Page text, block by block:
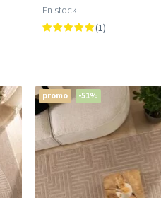
En stock
(1)
promo -51%